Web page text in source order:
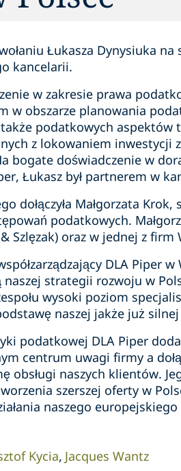
Łukasza Dynysiuka
kancelarii.
w zakresie prawa
w obszarze planowania
podatkowych aspektów
z lokowaniem inwestycji
bogate doświadczenie w
Łukasz był partnerem w
dołączyła Małgorzata
podatkowych.
Szlęzak) oraz w jednej z firm
DLA Piper
strategii rozwoju w
wysoki poziom
naszej jakże już
podatkowej DLA Piper
centrum uwagi firmy a
obsługi naszych klientów.
szerszej oferty w
naszego europejskiego
Kycia Jacques Wantz